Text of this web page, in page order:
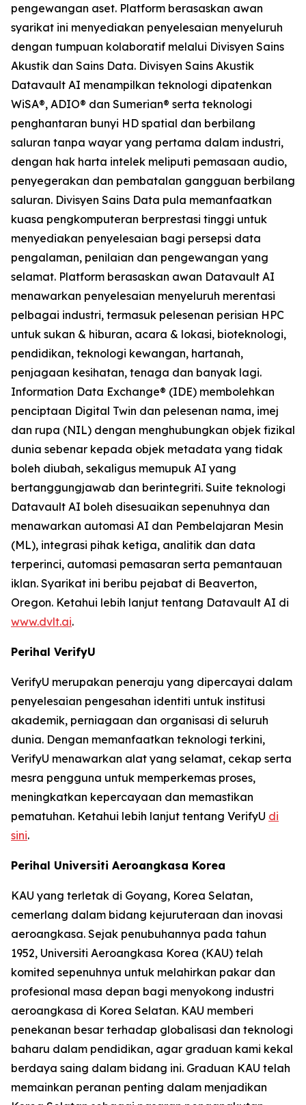
pengewangan aset. Platform berasaskan awan
syarikat ini menyediakan penyelesaian menyeluruh
dengan tumpuan kolaboratif melalui Divisyen Sains
Akustik dan Sains Data. Divisyen Sains Akustik
Datavault AI menampilkan teknologi dipatenkan
WiSA®, ADIO® dan Sumerian® serta teknologi
penghantaran bunyi HD spatial dan berbilang
saluran tanpa wayar yang pertama dalam industri,
dengan hak harta intelek meliputi pemasaan audio,
penyegerakan dan pembatalan gangguan berbilang
saluran. Divisyen Sains Data pula memanfaatkan
kuasa pengkomputeran berprestasi tinggi untuk
menyediakan penyelesaian bagi persepsi data
pengalaman, penilaian dan pengewangan yang
selamat. Platform berasaskan awan Datavault AI
menawarkan penyelesaian menyeluruh merentasi
pelbagai industri, termasuk pelesenan perisian HPC
untuk sukan & hiburan, acara & lokasi, bioteknologi,
pendidikan, teknologi kewangan, hartanah,
penjagaan kesihatan, tenaga dan banyak lagi.
Information Data Exchange® (IDE) membolehkan
penciptaan Digital Twin dan pelesenan nama, imej
dan rupa (NIL) dengan menghubungkan objek fizikal
dunia sebenar kepada objek metadata yang tidak
boleh diubah, sekaligus memupuk AI yang
bertanggungjawab dan berintegriti. Suite teknologi
Datavault AI boleh disesuaikan sepenuhnya dan
menawarkan automasi AI dan Pembelajaran Mesin
(ML), integrasi pihak ketiga, analitik dan data
terperinci, automasi pemasaran serta pemantauan
iklan. Syarikat ini beribu pejabat di Beaverton,
Oregon. Ketahui lebih lanjut tentang Datavault AI di
www.dvlt.ai.
Perihal VerifyU
VerifyU merupakan peneraju yang dipercayai dalam
penyelesaian pengesahan identiti untuk institusi
akademik, perniagaan dan organisasi di seluruh
dunia. Dengan memanfaatkan teknologi terkini,
VerifyU menawarkan alat yang selamat, cekap serta
mesra pengguna untuk memperkemas proses,
meningkatkan kepercayaan dan memastikan
pematuhan. Ketahui lebih lanjut tentang VerifyU di
sini.
Perihal Universiti Aeroangkasa Korea
KAU yang terletak di Goyang, Korea Selatan,
cemerlang dalam bidang kejuruteraan dan inovasi
aeroangkasa. Sejak penubuhannya pada tahun
1952, Universiti Aeroangkasa Korea (KAU) telah
komited sepenuhnya untuk melahirkan pakar dan
profesional masa depan bagi menyokong industri
aeroangkasa di Korea Selatan. KAU memberi
penekanan besar terhadap globalisasi dan teknologi
baharu dalam pendidikan, agar graduan kami kekal
berdaya saing dalam bidang ini. Graduan KAU telah
memainkan peranan penting dalam menjadikan